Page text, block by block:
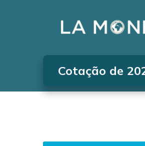
Cotação de